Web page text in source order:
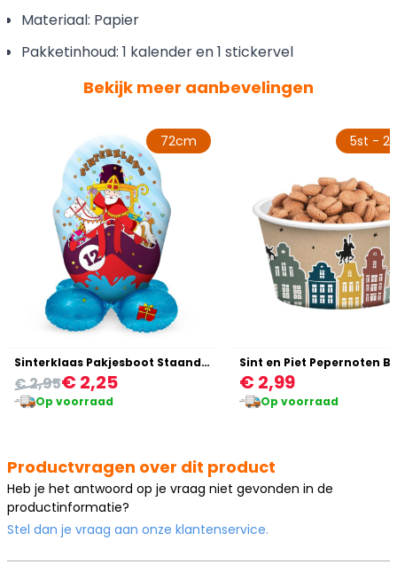
Materiaal: Papier
Pakketinhoud: 1 kalender en 1 stickervel
Bekijk meer aanbevelingen
72cm
Sinterklaas Pakjesboot Staande Folieballon
€ 2,25
€ 2,95
Op voorraad
5st -
€ 2,99
Op voorraad
Productvragen over dit product
Heb je het antwoord op je vraag niet gevonden in de
productinformatie?
Stel dan je vraag aan onze klantenservice.